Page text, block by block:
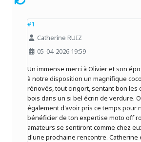
#1
Catherine RUIZ
05-04-2026 19:59
Un immense merci à Olivier et son
à notre disposition un magnifique
rénovés, tout cingort, sentant bon les
bois dans un si bel écrin de verdure.
également d'avoir pris ce temps pour
bénéficier de ton expertise moto off
amateurs se sentiront comme chez
d'une prochaine rencontre. Catherine